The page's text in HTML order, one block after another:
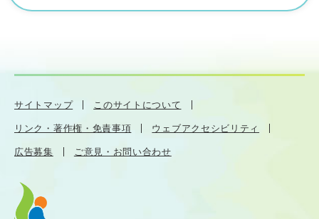
サイトマップ このサイトについて
リンク・著作権・免責事項 ウェブアクセシビリティ
広告募集 ご意見・お問い合わせ